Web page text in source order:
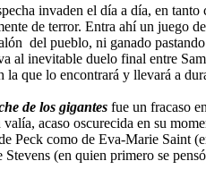
invaden el día a día, en
de terror. Entra ahí un
del pueblo, ni ganado
inevitable duelo final entre
que lo encontrará y llevará a
de los gigantes fue un fracaso
acaso oscurecida en su
Peck como de Eva-Marie
(en quien primero se